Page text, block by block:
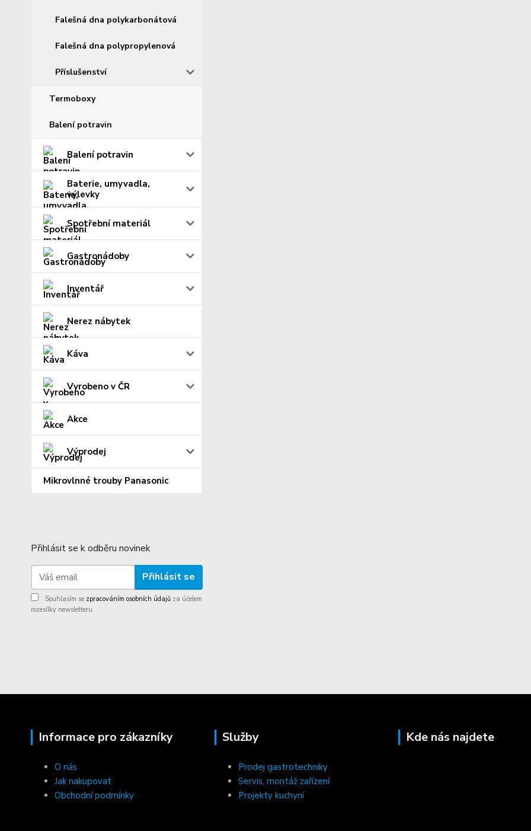
Falešná dna polykarbonátová
Falešná dna polypropylenová
Příslušenství
Termoboxy
Balení potravin
Balení potravin
Baterie, umyvadla,
výlevky
Spotřební materiál
Gastronádoby
Inventář
Nerez nábytek
Káva
Vyrobeno v ČR
Akce
Výprodej
Mikrovlnné trouby Panasonic
Přihlásit se k odběru novinek
Přihlásit se
Souhlasím se zpracováním osobních údajů za účelem
rozesílky newsletteru.
Informace pro zákazníky
O nás
Jak nakupovat
Obchodní podmínky
Služby
Prodej gastrotechniky
Servis, montáž zařízení
Projekty kuchyní
Kde nás najdete